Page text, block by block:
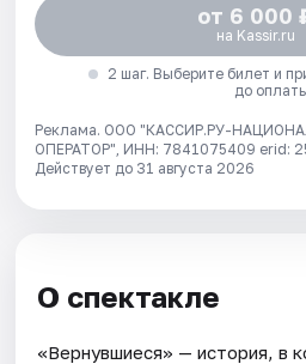
от 6 000
на Kassir.ru
2 шаг. Выберите билет и
до
Реклама. ООО "КАССИР.РУ-
ОПЕРАТОР", ИНН: 7841075409 erid:
Действует до 31 августа 2026
О спектакле
«Вернувшиеся» — история, в